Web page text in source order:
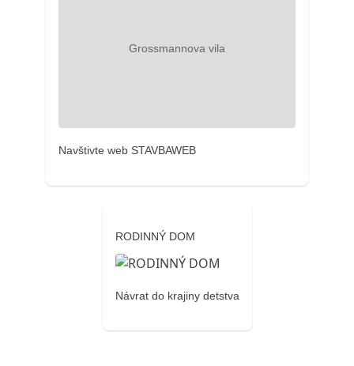
Navštivte web STAVBAWEB
RODINNÝ DOM
Návrat do krajiny detstva